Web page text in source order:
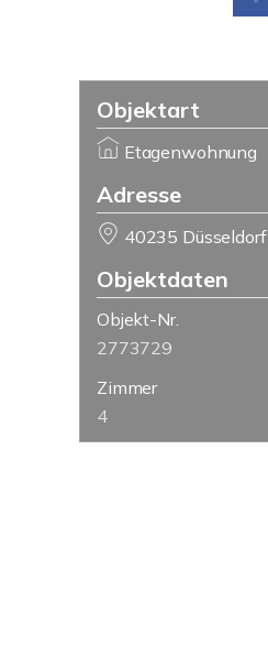
Objektart
Etagenwohnung
Adresse
40235 Düsseldorf
Objektdaten
Objekt-Nr.
2773729
Zimmer
4